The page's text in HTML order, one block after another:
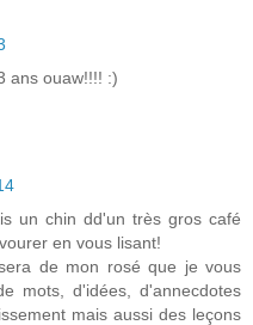
ans ouaw!!!! :)
un chin dd'un très gros café
en vous lisant!
de mon rosé que je vous
mots, d'idées, d'annecdotes
mais aussi des leçons